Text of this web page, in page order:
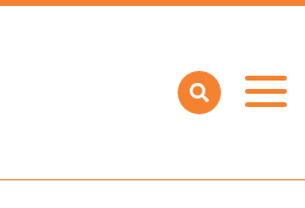
Open